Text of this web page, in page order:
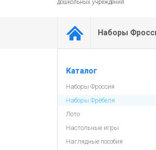
дошкольных учреждений
Наборы
Каталог
Наборы Фроссия
Наборы Фрёбеля
Лото
Настольные игры
Наглядные пособия